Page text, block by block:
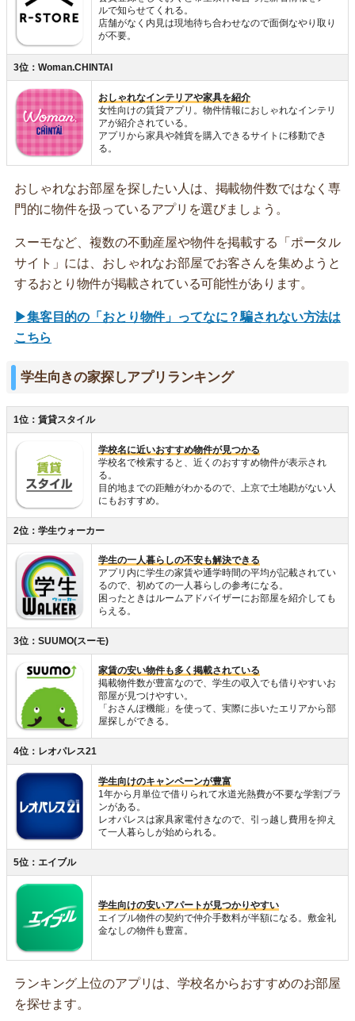
ルで知らせてくれる。
店舗がなく内見は現地待ち合わせなので面倒なやり取り
が不要。
3位：Woman.CHINTAI
おしゃれなインテリアや家具を紹介
女性向けの賃貸アプリ。物件情報におしゃれなインテリ
アが紹介されている。
アプリから家具や雑貨を購入できるサイトに移動でき
る。
おしゃれなお部屋を探したい人は、掲載物件数ではなく専
門的に物件を扱っているアプリを選びましょう。
スーモなど、複数の不動産屋や物件を掲載する「ポータル
サイト」には、おしゃれなお部屋でお客さんを集めようと
するおとり物件が掲載されている可能性があります。
▶集客目的の「おとり物件」ってなに？騙されない方法は
こちら
学生向きの家探しアプリランキング
1位：賃貸スタイル
学校名に近いおすすめ物件が見つかる
学校名で検索すると、近くのおすすめ物件が表示され
る。
目的地までの距離がわかるので、上京で土地勘がない人
にもおすすめ。
2位：学生ウォーカー
学生の一人暮らしの不安も解決できる
アプリ内に学生の家賃や通学時間の平均が記載されてい
るので、初めての一人暮らしの参考になる。
困ったときはルームアドバイザーにお部屋を紹介しても
らえる。
3位：SUUMO(スーモ)
家賃の安い物件も多く掲載されている
掲載物件数が豊富なので、学生の収入でも借りやすいお
部屋が見つけやすい。
「おさんぽ機能」を使って、実際に歩いたエリアから部
屋探しができる。
4位：レオパレス21
学生向けのキャンペーンが豊富
1年から月単位で借りられて水道光熱費が不要な学割プラ
ンがある。
レオパレスは家具家電付きなので、引っ越し費用を抑え
て一人暮らしが始められる。
5位：エイブル
学生向けの安いアパートが見つかりやすい
エイブル物件の契約で仲介手数料が半額になる。敷金礼
金なしの物件も豊富。
ランキング上位のアプリは、学校名からおすすめのお部屋
を探せます。